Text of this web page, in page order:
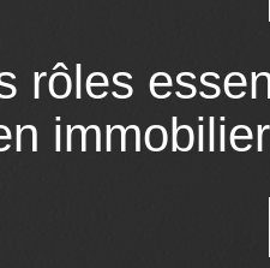
rôles